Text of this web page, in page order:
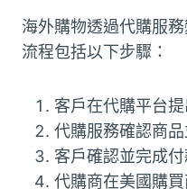
海外購物透過代購服
流程包括以下步驟：
客戶在代購平台
代購服務確認商
客戶確認並完成付
代購商在美國購